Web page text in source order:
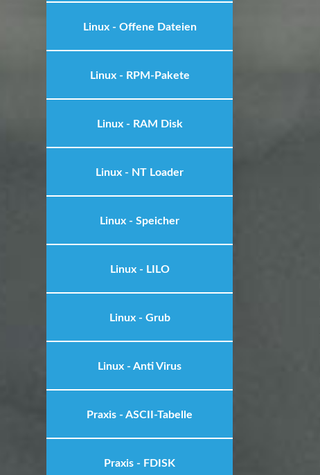
Linux - Offene Dateien
Linux - RPM-Pakete
Linux - RAM Disk
Linux - NT Loader
Linux - Speicher
Linux - LILO
Linux - Grub
Linux - Anti Virus
Praxis - ASCII-Tabelle
Praxis - FDISK